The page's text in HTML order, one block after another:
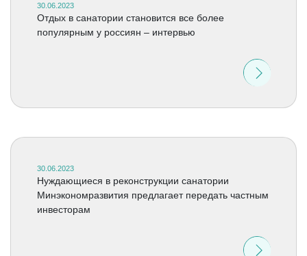
30.06.2023
Отдых в санатории становится все более
популярным у россиян – интервью
30.06.2023
Нуждающиеся в реконструкции санатории
Минэкономразвития предлагает передать частным
инвесторам